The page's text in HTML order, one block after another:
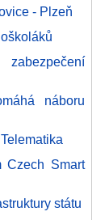
- Plzeň
náboru
Czech Smart
státu